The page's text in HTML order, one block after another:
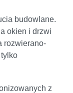
budowlane.
okien i drzwi
rozwierano-
z